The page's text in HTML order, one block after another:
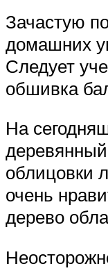
Зачастую
домашних
Следует
обшивка
На
облицовки
очень
дерево